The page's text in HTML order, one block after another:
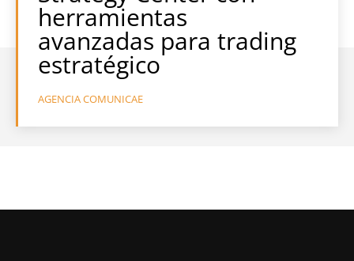
herramientas
avanzadas para trading
estratégico
AGENCIA COMUNICAE